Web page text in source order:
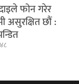
फोन गरेर
असुरक्षित छौं :